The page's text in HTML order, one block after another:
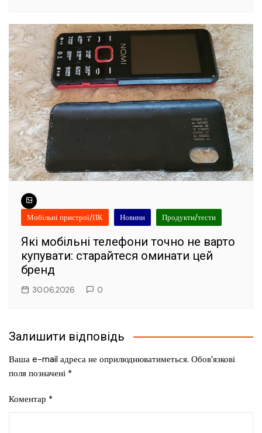
Мобільні пристрої/ПК Новини Продукти/тести
Які мобільні телефони точно не варто
купувати: старайтеся оминати цей
бренд
30.06.2026 0
Залишити відповідь
Ваша e-mail адреса не оприлюднюватиметься. Обов’язкові
поля позначені *
Коментар *